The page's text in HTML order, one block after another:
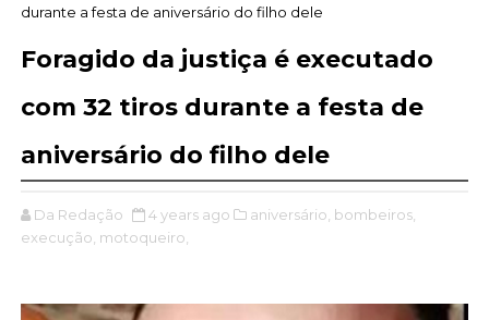
durante a festa de aniversário do filho dele
Foragido da justiça é executado
com 32 tiros durante a festa de
aniversário do filho dele
Da Redação 4 years ago aniversário, bombeiros,
execução, motoqueiro,